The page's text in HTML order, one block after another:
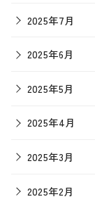
2025年7月
2025年6月
2025年5月
2025年4月
2025年3月
2025年2月